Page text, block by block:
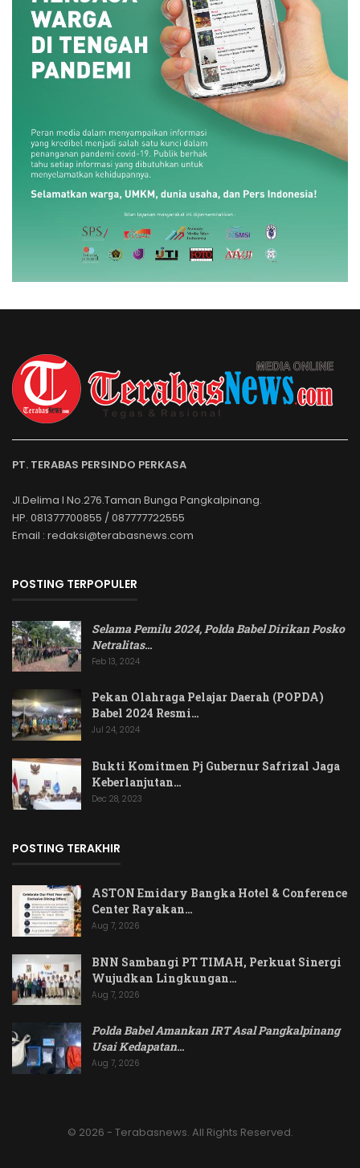
PT. TERABAS PERSINDO PERKASA
Jl.Delima I No.276.Taman Bunga Pangkalpinang.
HP. 081377700855 / 087777722555
Email : redaksi@terabasnews.com
POSTING TERPOPULER
Selama Pemilu 2024, Polda Babel Dirikan Posko
Netralitas…
Feb 13, 2024
Pekan Olahraga Pelajar Daerah (POPDA)
Babel 2024 Resmi…
Jul 24, 2024
Bukti Komitmen Pj Gubernur Safrizal Jaga
Keberlanjutan…
Dec 28, 2023
POSTING TERAKHIR
ASTON Emidary Bangka Hotel & Conference
Center Rayakan…
Aug 7, 2026
BNN Sambangi PT TIMAH, Perkuat Sinergi
Wujudkan Lingkungan…
Aug 7, 2026
Polda Babel Amankan IRT Asal Pangkalpinang
Usai Kedapatan…
Aug 7, 2026
© 2026 - Terabasnews. All Rights Reserved.